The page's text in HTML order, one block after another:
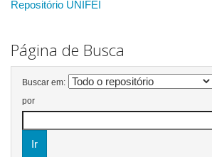
Repositório UNIFEI
Página de Busca
Buscar em:
por